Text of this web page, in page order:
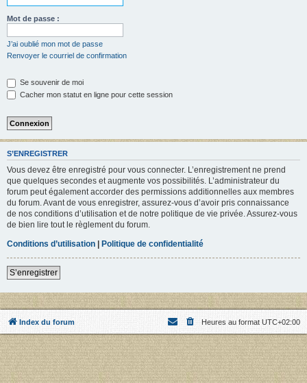
Mot de passe :
J’ai oublié mon mot de passe
Renvoyer le courriel de confirmation
Se souvenir de moi
Cacher mon statut en ligne pour cette session
S’ENREGISTRER
Vous devez être enregistré pour vous connecter. L’enregistrement ne prend
que quelques secondes et augmente vos possibilités. L’administrateur du
forum peut également accorder des permissions additionnelles aux membres
du forum. Avant de vous enregistrer, assurez-vous d’avoir pris connaissance
de nos conditions d’utilisation et de notre politique de vie privée. Assurez-vous
de bien lire tout le règlement du forum.
Conditions d’utilisation | Politique de confidentialité
S’enregistrer
Index du forum Heures au format UTC+02:00